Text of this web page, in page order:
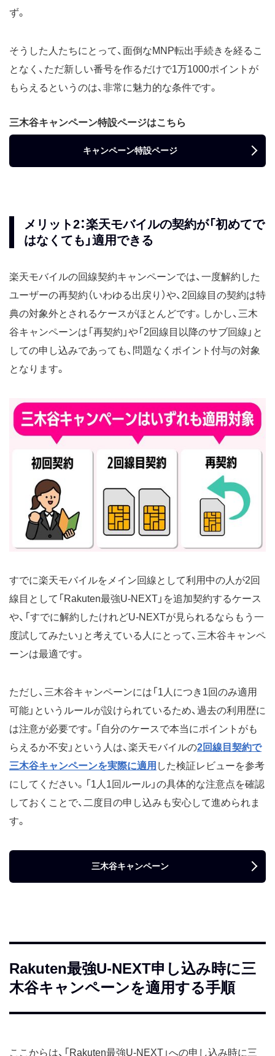
ず。
そうした人たちにとって、面倒なMNP転出手続きを経るこ
となく、ただ新しい番号を作るだけで1万1000ポイントが
もらえるというのは、非常に魅力的な条件です。
三木谷キャンペーン特設ページはこちら
キャンペーン特設ページ
メリット2：楽天モバイルの契約が「初めてで
はなくても」適用できる
楽天モバイルの回線契約キャンペーンでは、一度解約した
ユーザーの再契約（いわゆる出戻り）や、2回線目の契約は特
典の対象外とされるケースがほとんどです。しかし、三木
谷キャンペーンは「再契約」や「2回線目以降のサブ回線」と
しての申し込みであっても、問題なくポイント付与の対象
となります。
すでに楽天モバイルをメイン回線として利用中の人が2回
線目として「Rakuten最強U-NEXT」を追加契約するケース
や、「すでに解約したけれどU-NEXTが見られるならもう一
度試してみたい」と考えている人にとって、三木谷キャンペ
ーンは最適です。
ただし、三木谷キャンペーンには「1人につき1回のみ適用
可能」というルールが設けられているため、過去の利用歴に
は注意が必要です。「自分のケースで本当にポイントがも
らえるか不安」という人は、楽天モバイルの2回線目契約で
三木谷キャンペーンを実際に適用 した検証レビューを参考
にしてください。「1人1回ルール」の具体的な注意点を確認
しておくことで、二度目の申し込みも安心して進められま
す。
三木谷キャンペーン
Rakuten最強U-NEXT申し込み時に三
木谷キャンペーンを適用する手順
ここからは、「Rakuten最強U-NEXT」への申し込み時に三